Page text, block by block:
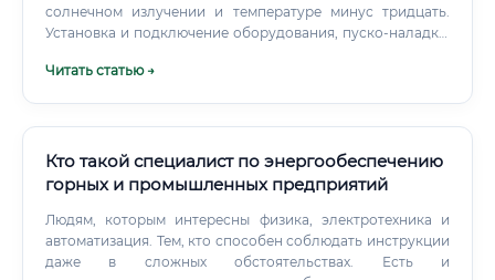
солнечном излучении и температуре минус тридцать.
Установка и подключение оборудования, пуско-наладка,
пользователя.
Читать статью →
Кто такой специалист по энергообеспечению
горных и промышленных предприятий
Людям, которым интересны физика, электротехника и
автоматизация. Тем, кто способен соблюдать инструкции
даже в сложных обстоятельствах. Есть и